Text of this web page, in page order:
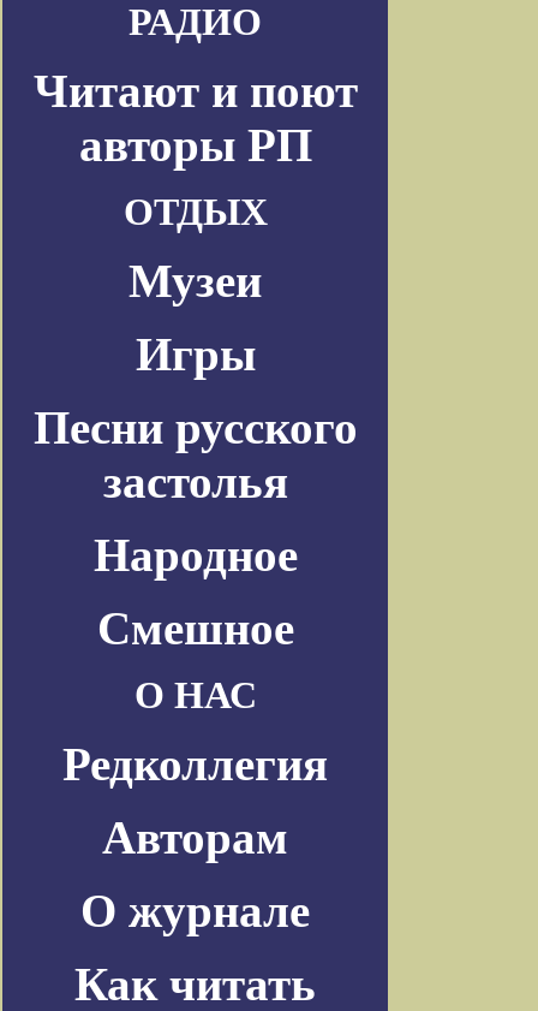
РАДИО
Читают и поют
авторы РП
ОТДЫХ
Музеи
Игры
Песни русского
застолья
Народное
Смешное
О НАС
Редколлегия
Авторам
О журнале
Как читать